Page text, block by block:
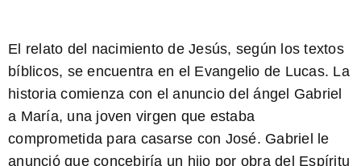
El relato del nacimiento de Jesús, según los textos
bíblicos, se encuentra en el Evangelio de Lucas. La
historia comienza con el anuncio del ángel Gabriel
a María, una joven virgen que estaba
comprometida para casarse con José. Gabriel le
anunció que concebiría un hijo por obra del Espíritu